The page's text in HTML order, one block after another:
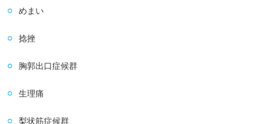
めまい
捻挫
胸郭出口症候群
生理痛
梨状筋症候群